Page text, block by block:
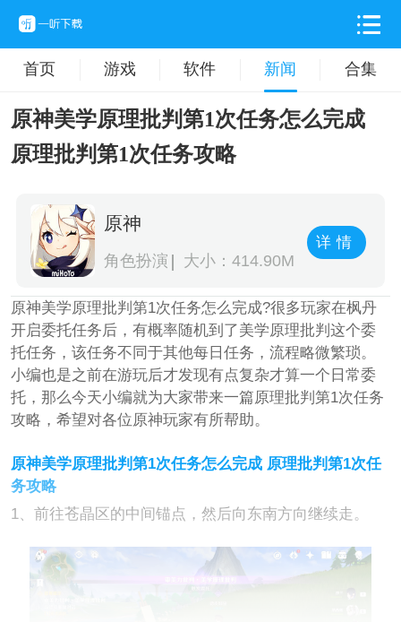
首页 游戏 软件 新闻 合集
原神美学原理批判第1次任务怎么完成
原理批判第1次任务攻略
原神
角色扮演 大小：414.90M
详情
原神美学原理批判第1次任务怎么完成?很多玩家在枫丹
开启委托任务后，有概率随机到了美学原理批判这个委
托任务，该任务不同于其他每日任务，流程略微繁琐。
小编也是之前在游玩后才发现有点复杂才算一个日常委
托，那么今天小编就为大家带来一篇原理批判第1次任务
攻略，希望对各位原神玩家有所帮助。
原神美学原理批判第1次任务怎么完成 原理批判第1次任
务攻略
1、前往苍晶区的中间锚点，然后向东南方向继续走。